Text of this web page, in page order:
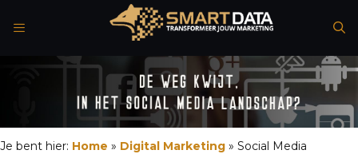
naar
Je bent hier: Home » Digital Marketing » Social Media